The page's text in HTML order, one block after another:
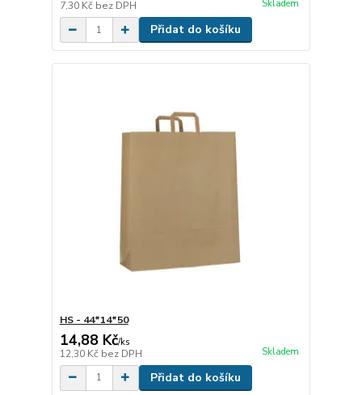
7,30 Kč bez DPH Skladem
Přidat do košíku
HS - 44*14*50
14,88 Kč/ks
12,30 Kč bez DPH Skladem
Přidat do košíku